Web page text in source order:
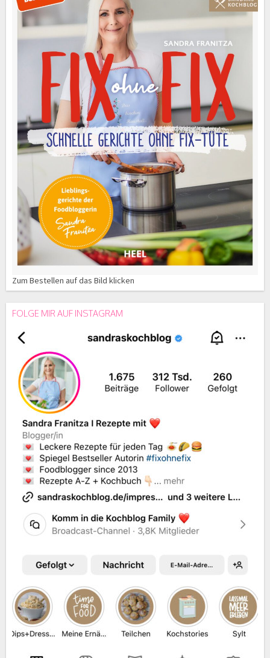
Zum Bestellen auf das Bild klicken
FOLGE MIR AUF INSTAGRAM